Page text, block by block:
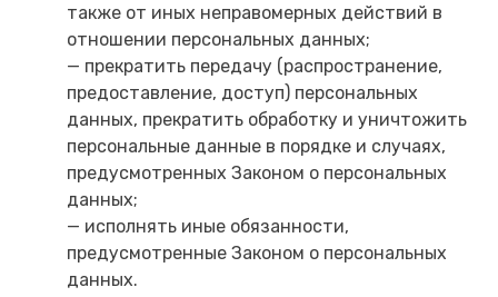
также от иных неправомерных действий в
отношении персональных данных;
— прекратить передачу (распространение,
предоставление, доступ) персональных
данных, прекратить обработку и уничтожить
персональные данные в порядке и случаях,
предусмотренных Законом о персональных
данных;
— исполнять иные обязанности,
предусмотренные Законом о персональных
данных.